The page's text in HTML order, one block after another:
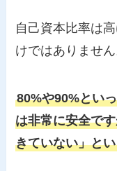
自己資本比率は
けではありません
80%や90%とい
は非常に安全で
きていない」と